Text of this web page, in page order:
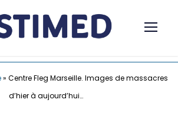
» Centre Fleg Marseille. Images de massacres
d’hier à aujourd’hui…